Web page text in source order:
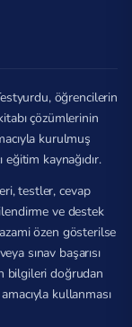
öğrencilerin
çözümlerinin
kurulmuş
eğitim kaynağıdır.
testler, cevap
ve destek
özen gösterilse
sınav başarısı
bilgileri doğrudan
kullanması